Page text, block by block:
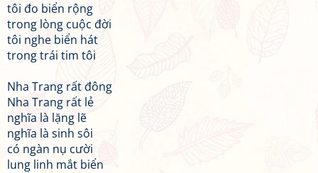
tôi đo biển rộng
trong lòng cuộc đời
tôi nghe biển hát
trong trái tim tôi
Nha Trang rất đông
Nha Trang rất lẻ
nghĩa là lặng lẽ
nghĩa là sinh sôi
có ngàn nụ cười
lung linh mắt biển